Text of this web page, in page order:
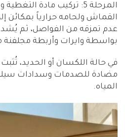
المرحلة 5: تركيب مادة
القماش ولحامه حرارياً بمكائن
عدم تمزقه من الفواصل، ثم يُشد
بواسطة وايرات وأربطة
في حالة اللكسان أو الحديد،
مضادة للصدمات وسدادات
المياه.